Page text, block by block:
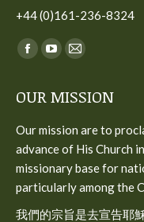
+44 (0)161-236-8324
Find us on:
Facebook
opens
window
YouTube
opens
window
Mail
opens
window
OUR MISSION
Our mission are to
advance of His Church
missionary base for
particularly among the
我們的宗旨是去宣告耶